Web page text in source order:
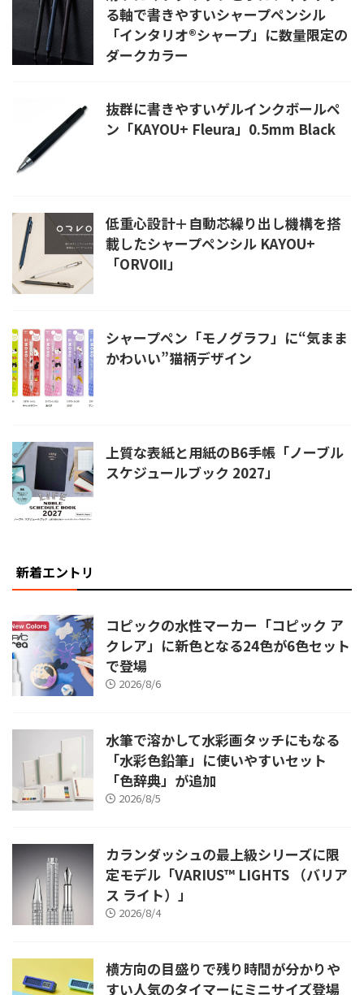
る軸で書きやすいシャープペンシル
「インタリオ®シャープ」に数量限定の
ダークカラー
抜群に書きやすいゲルインクボールペ
ン「KAYOU+ Fleura」0.5mm Black
低重心設計＋自動芯繰り出し機構を搭
載したシャープペンシル KAYOU+
「ORVOⅡ」
シャープペン「モノグラフ」に“気まま
かわいい”猫柄デザイン
上質な表紙と用紙のB6手帳「ノーブル
スケジュールブック 2027」
新着エントリ
コピックの水性マーカー「コピック ア
クレア」に新色となる24色が6色セット
で登場
2026/8/6
水筆で溶かして水彩画タッチにもなる
「水彩色鉛筆」に使いやすいセット
「色辞典」が追加
2026/8/5
カランダッシュの最上級シリーズに限
定モデル「VARIUS™ LIGHTS （バリア
ス ライト）」
2026/8/4
横方向の目盛りで残り時間が分かりや
すい人気のタイマーにミニサイズ登場